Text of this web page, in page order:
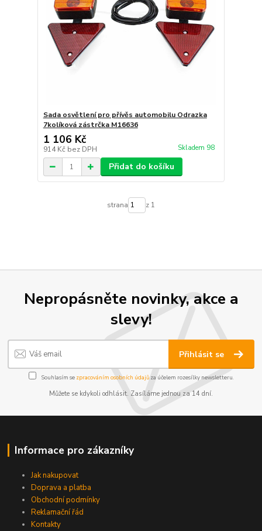
Sada osvětlení pro přívěs automobilu Odrazka
7kolíková zástrčka M16636
1 106 Kč
914 Kč bez DPH Skladem 98
Přidat do košíku
strana z 1
Nepropásněte novinky, akce a
slevy!
Přihlásit se
Souhlasím se zpracováním osobních údajůza účelem rozesílky newsletteru.
Můžete se kdykoli odhlásit. Zasíláme jednou za 14 dní.
Informace pro zákazníky
Jak nakupovat
Doprava a platba
Obchodní podmínky
Reklamační řád
Kontakty